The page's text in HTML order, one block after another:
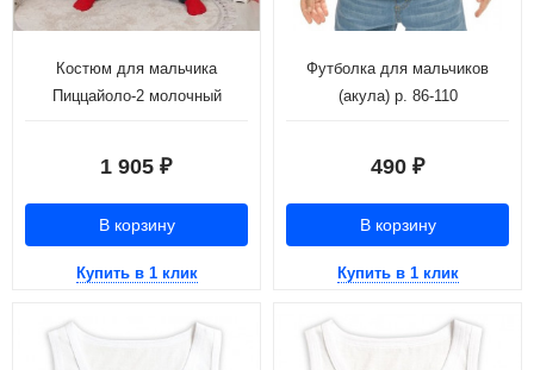
Костюм для мальчика
Пиццайоло-2 молочный
1 905 ₽
В корзину
Купить в 1 клик
Футболка для мальчиков
(акула) р. 86-110
490 ₽
В корзину
Купить в 1 клик